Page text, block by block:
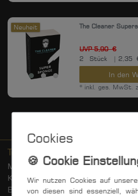
Neuheit The Cleaner
UVP 5,90 €
2 Stück | 2,35
In den
* inkl. ges. MwSt.
Top Kategorien
Master Collections
Karrosserie
Blöcke
Cookies
Wir nutzen Cookies auf
von diesen sind essenziell,